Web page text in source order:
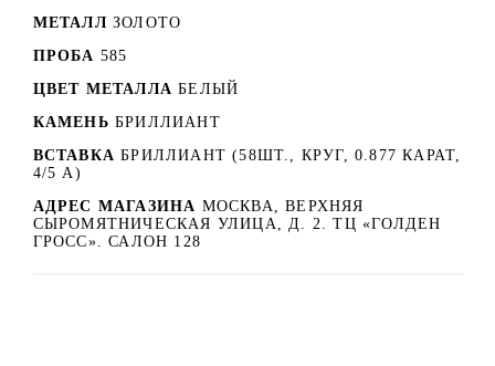
МЕТАЛЛ ЗОЛОТО
ПРОБА 585
ЦВЕТ МЕТАЛЛА БЕЛЫЙ
КАМЕНЬ БРИЛЛИАНТ
ВСТАВКА БРИЛЛИАНТ (58ШТ., КРУГ, 0.877 КАРАТ,
4/5 А)
АДРЕС МАГАЗИНА МОСКВА, ВЕРХНЯЯ
СЫРОМЯТНИЧЕСКАЯ УЛИЦА, Д. 2. ТЦ «ГОЛДЕН
ГРОСС». САЛОН 128